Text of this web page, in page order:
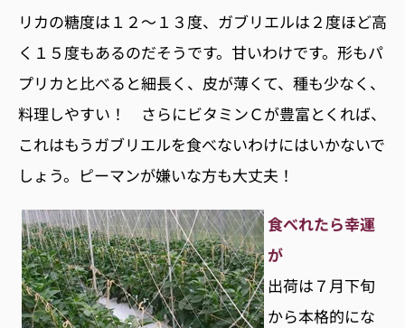
リカの糖度は１２〜１３度、ガブリエルは２度ほど高
く１５度もあるのだそうです。甘いわけです。形もパ
プリカと比べると細長く、皮が薄くて、種も少なく、
料理しやすい！ さらにビタミンＣが豊富とくれば、
これはもうガブリエルを食べないわけにはいかないで
しょう。ピーマンが嫌いな方も大丈夫！
食べれたら幸運
が
出荷は７月下旬
から本格的にな